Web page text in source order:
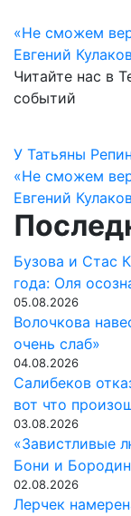
«Не сможем
Евгений
Читайте нас в
событий
по
записям
У Татьяны
«Не сможем
Евгений
Бузова и Стас
года: Оля
05.08.2026
Волочкова
очень слаб»
04.08.2026
Салибеков
вот что
03.08.2026
«Завистливые
Бони и
02.08.2026
Лерчек